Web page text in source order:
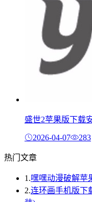
盛世2苹果版下载
2026-04-07 283
热门文章
1.嘿嘿动漫破解苹
2.连环画手机版下